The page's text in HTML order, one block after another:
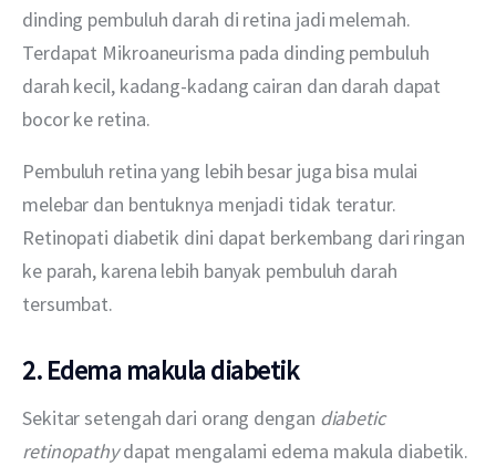
dinding pembuluh darah di retina jadi melemah.
Terdapat Mikroaneurisma pada dinding pembuluh
darah kecil, kadang-kadang cairan dan darah dapat
bocor ke retina.
Pembuluh retina yang lebih besar juga bisa mulai
melebar dan bentuknya menjadi tidak teratur.
Retinopati diabetik dini dapat berkembang dari ringan
ke parah, karena lebih banyak pembuluh darah
tersumbat.
2. Edema makula diabetik
Sekitar setengah dari orang dengan diabetic
retinopathy dapat mengalami edema makula diabetik.